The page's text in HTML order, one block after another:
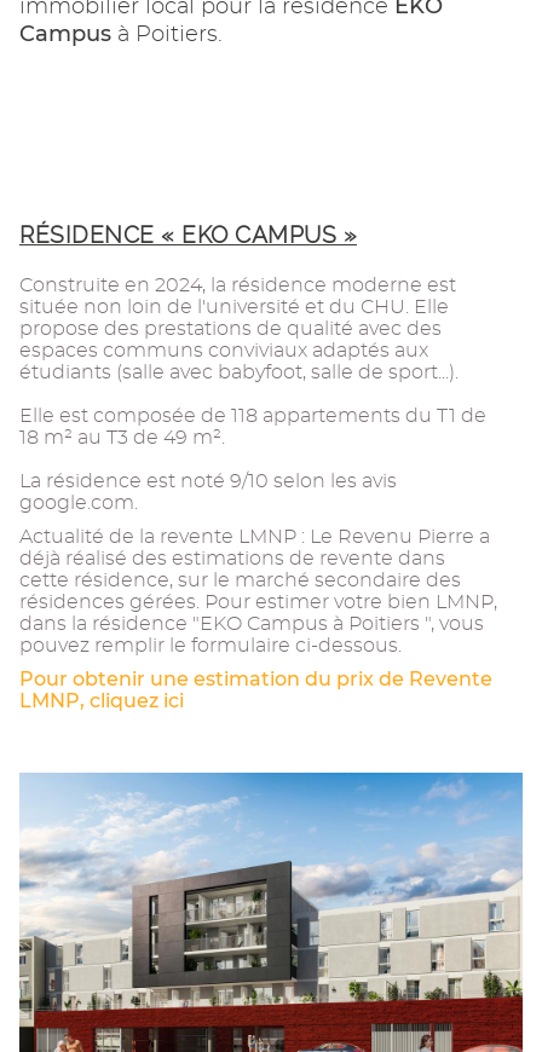
immobilier local pour la résidence EKO
Campus à Poitiers.
RÉSIDENCE « EKO CAMPUS »
Construite en 2024, la résidence moderne est
située non loin de l'université et du CHU. Elle
propose des prestations de qualité avec des
espaces communs conviviaux adaptés aux
étudiants (salle avec babyfoot, salle de sport...).
Elle est composée de 118 appartements du T1 de
18 m² au T3 de 49 m².
La résidence est noté 9/10 selon les avis
google.com.
Actualité de la revente LMNP : Le Revenu Pierre a
déjà réalisé des estimations de revente dans
cette résidence, sur le marché secondaire des
résidences gérées. Pour estimer votre bien LMNP,
dans la résidence "EKO Campus à Poitiers ", vous
pouvez remplir le formulaire ci-dessous.
Pour obtenir une estimation du prix de Revente
LMNP, cliquez ici